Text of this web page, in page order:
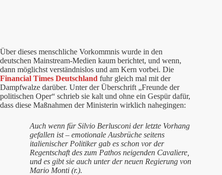
Über dieses menschliche Vorkommnis wurde in den
deutschen Mainstream-Medien kaum berichtet, und wenn,
dann möglichst verständnislos und am Kern vorbei. Die
Financial Times Deutschland fuhr gleich mal mit der
Dampfwalze darüber. Unter der Überschrift „Freunde der
politischen Oper“ schrieb sie kalt und ohne ein Gespür dafür,
dass diese Maßnahmen der Ministerin wirklich nahegingen:
Auch wenn für Silvio Berlusconi der letzte Vorhang
gefallen ist – emotionale Ausbrüche seitens
italienischer Politiker gab es schon vor der
Regentschaft des zum Pathos neigenden Cavaliere,
und es gibt sie auch unter der neuen Regierung von
Mario Monti (r.).